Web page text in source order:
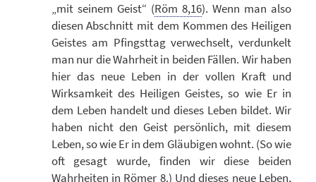
„mit seinem Geist“ (Röm 8,16). Wenn man also
diesen Abschnitt mit dem Kommen des Heiligen
Geistes am Pfingsttag verwechselt, verdunkelt
man nur die Wahrheit in beiden Fällen. Wir haben
hier das neue Leben in der vollen Kraft und
Wirksamkeit des Heiligen Geistes, so wie Er in
dem Leben handelt und dieses Leben bildet. Wir
haben nicht den Geist persönlich, mit diesem
Leben, so wie Er in dem Gläubigen wohnt. (So wie
oft gesagt wurde, finden wir diese beiden
Wahrheiten in Römer 8.) Und dieses neue Leben,